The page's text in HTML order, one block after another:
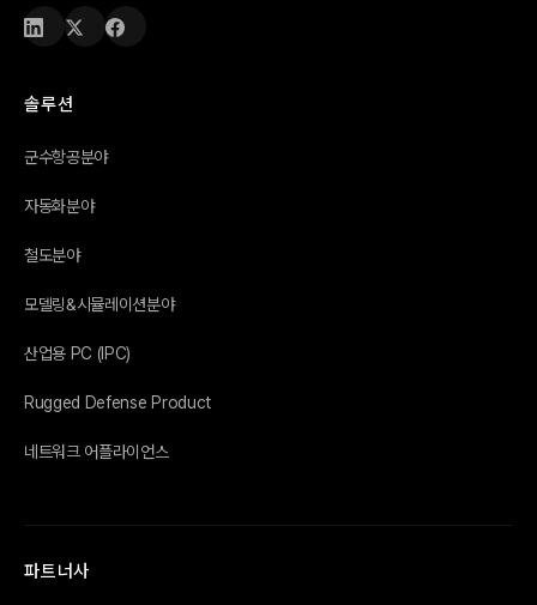
솔루션
군수항공분야
자동화분야
철도분야
모델링&시뮬레이션분야
산업용 PC (IPC)
Rugged Defense Product
네트워크 어플라이언스
파트너사